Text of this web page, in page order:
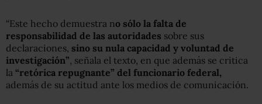
“Este hecho demuestra no sólo la falta de
responsabilidad de las autoridades sobre sus
declaraciones, sino su nula capacidad y voluntad de
investigación”, señala el texto, en que además se critica
la “retórica repugnante” del funcionario federal,
además de su actitud ante los medios de comunicación.